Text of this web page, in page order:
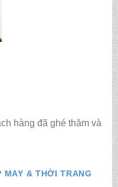
hàng đã ghé thăm và
MAY & THỜI TRANG